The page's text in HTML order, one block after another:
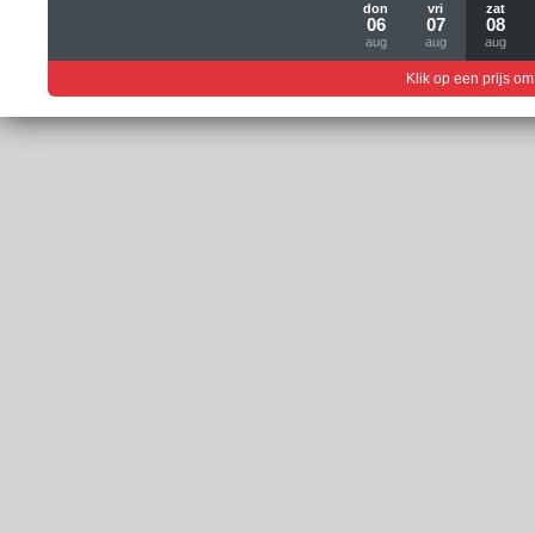
don
06
aug
vri
07
aug
zat
08
aug
Klik op een prijs